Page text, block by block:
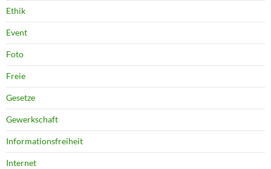
Ethik
Event
Foto
Freie
Gesetze
Gewerkschaft
Informationsfreiheit
Internet